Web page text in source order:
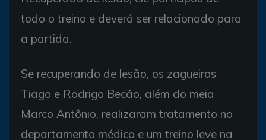
todo o treino e deverá ser relacionado para
a partida.
Se recuperando de lesão, os zagueiros
Tiago e Rodrigo Becão, além do meia
Marco Antônio, realizaram tratamento no
departamento médico e um treino leve na